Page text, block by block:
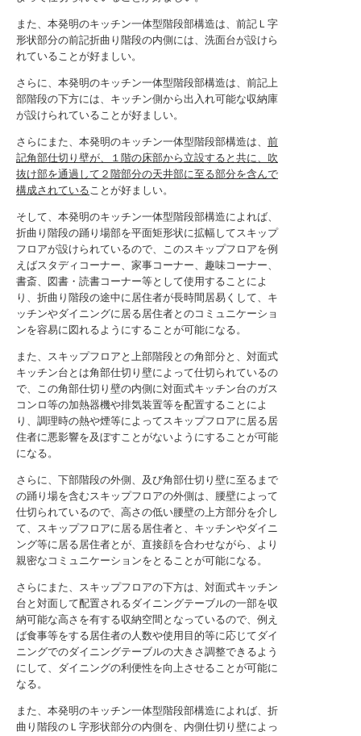
また、本発明のキッチン一体型階段部構造は、前記Ｌ字
形状部分の前記折曲り階段の内側には、洗面台が設けら
れていることが好ましい。
さらに、本発明のキッチン一体型階段部構造は、前記上
部階段の下方には、キッチン側から出入れ可能な収納庫
が設けられていることが好ましい。
さらにまた、本発明のキッチン一体型階段部構造は、 前
記角部仕切り壁が、１階の床部から立設すると共に、吹
抜け部を通過して２階部分の天井部に至る部分を含んで
構成されていることが好ましい。
そして、本発明のキッチン一体型階段部構造によれば、
折曲り階段の踊り場部を平面矩形状に拡幅してスキップ
フロアが設けられているので、このスキップフロアを例
えばスタディコーナー、家事コーナー、趣味コーナー、
書斎、図書・読書コーナー等として使用することによ
り、折曲り階段の途中に居住者が長時間居易くして、キ
ッチンやダイニングに居る居住者とのコミュニケーショ
ンを容易に図れるようにすることが可能になる。
また、スキップフロアと上部階段との角部分と、対面式
キッチン台とは角部仕切り壁によって仕切られているの
で、この角部仕切り壁の内側に対面式キッチン台のガス
コンロ等の加熱器機や排気装置等を配置することによ
り、調理時の熱や煙等によってスキップフロアに居る居
住者に悪影響を及ぼすことがないようにすることが可能
になる。
さらに、下部階段の外側、及び角部仕切り壁に至るまで
の踊り場を含むスキップフロアの外側は、腰壁によって
仕切られているので、高さの低い腰壁の上方部分を介し
て、スキップフロアに居る居住者と、キッチンやダイニ
ング等に居る居住者とが、直接顔を合わせながら、より
親密なコミュニケーションをとることが可能になる。
さらにまた、スキップフロアの下方は、対面式キッチン
台と対面して配置されるダイニングテーブルの一部を収
納可能な高さを有する収納空間となっているので、例え
ば食事等をする居住者の人数や使用目的等に応じてダイ
ニングでのダイニングテーブルの大きさ調整できるよう
にして、ダイニングの利便性を向上させることが可能に
なる。
また、本発明のキッチン一体型階段部構造によれば、折
曲り階段のＬ字形状部分の内側を、内側仕切り壁によっ